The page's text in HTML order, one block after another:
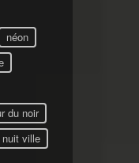
néon
du noir
ville